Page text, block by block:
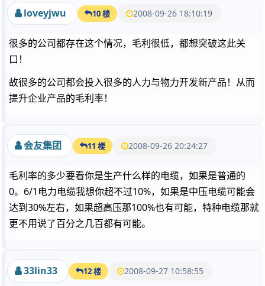
loveyjwu 10 楼 2008-09-26 18:10:19
很多的公司都存在这个情况，毛利很低，都想突破这此关
口！
故很多的公司都会投入很多的人力与物力开发新产品！从而
提升企业产品的毛利率！
会友集团 11 楼 2008-09-26 20:24:27
毛利率的多少要看你是生产什么样的电缆，如果是普通的
0。6/1电力电缆我想你超不过10%，如果是中压电缆可能会
达到30%左右，如果超高压那100%也有可能，特种电缆那就
更不用说了百分之几百都有可能。
33lin33 12 楼 2008-09-27 10:58:55